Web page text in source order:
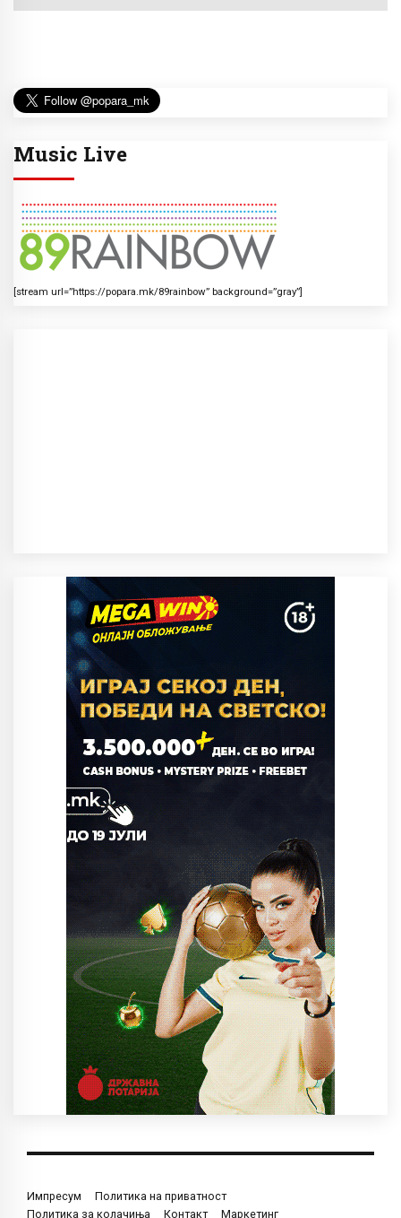
Music Live
[stream url=”https://popara.mk/89rainbow” background=”gray”]
Импресум
Политика на приватност
Политика за колачиња
Контакт Маркетинг